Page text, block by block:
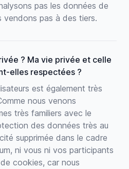
pas les données de
vendons pas à des tiers.
? Ma vie privée et celle
elles respectées ?
est également très
nous venons
très familiers avec le
des données très au
supprimée dans le cadre
ni vous ni vos participants
cookies, car nous